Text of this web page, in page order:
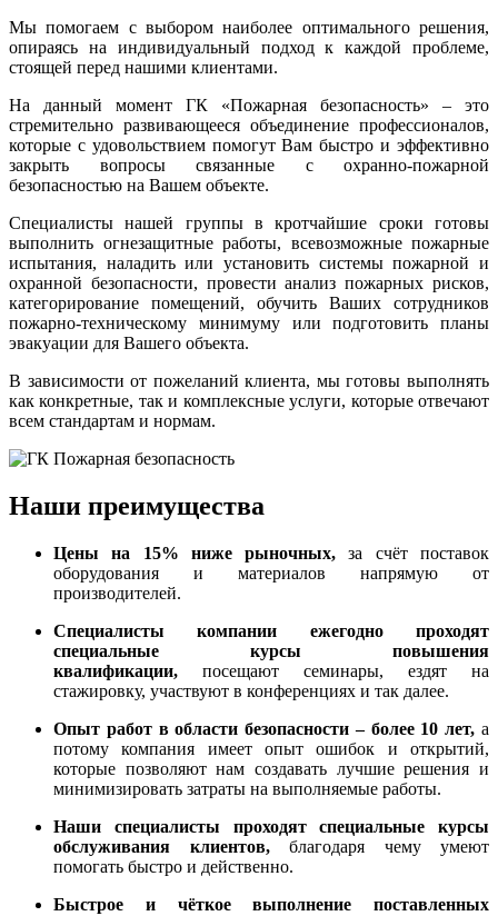
Мы помогаем с выбором наиболее оптимального решения,
опираясь на индивидуальный подход к каждой проблеме,
стоящей перед нашими клиентами.
На данный момент ГК «Пожарная безопасность» – это
стремительно развивающееся объединение профессионалов,
которые с удовольствием помогут Вам быстро и эффективно
закрыть вопросы связанные с охранно-пожарной
безопасностью на Вашем объекте.
Специалисты нашей группы в кротчайшие сроки готовы
выполнить огнезащитные работы, всевозможные пожарные
испытания, наладить или установить системы пожарной и
охранной безопасности, провести анализ пожарных рисков,
категорирование помещений, обучить Ваших сотрудников
пожарно-техническому минимуму или подготовить планы
эвакуации для Вашего объекта.
В зависимости от пожеланий клиента, мы готовы выполнять
как конкретные, так и комплексные услуги, которые отвечают
всем стандартам и нормам.
Наши преимущества
Цены на 15% ниже рыночных, за счёт поставок
оборудования и материалов напрямую от
производителей.
Специалисты компании ежегодно проходят
специальные курсы повышения
квалификации, посещают семинары, ездят на
стажировку, участвуют в конференциях и так далее.
Опыт работ в области безопасности – более 10 лет, а
потому компания имеет опыт ошибок и открытий,
которые позволяют нам создавать лучшие решения и
минимизировать затраты на выполняемые работы.
Наши специалисты проходят специальные курсы
обслуживания клиентов,благодаря чему умеют
помогать быстро и действенно.
Быстрое и чёткое выполнение поставленных